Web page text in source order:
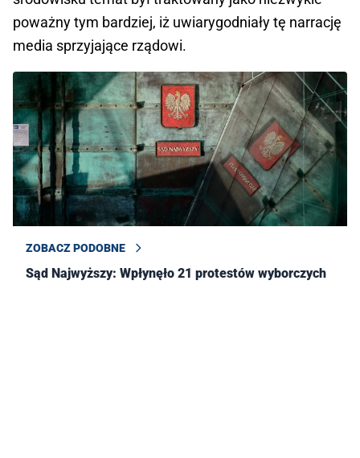
poważny tym bardziej, iż uwiarygodniały tę narrację
media sprzyjające rządowi.
ZOBACZ PODOBNE
Sąd Najwyższy: Wpłynęło 21 protestów wyborczych